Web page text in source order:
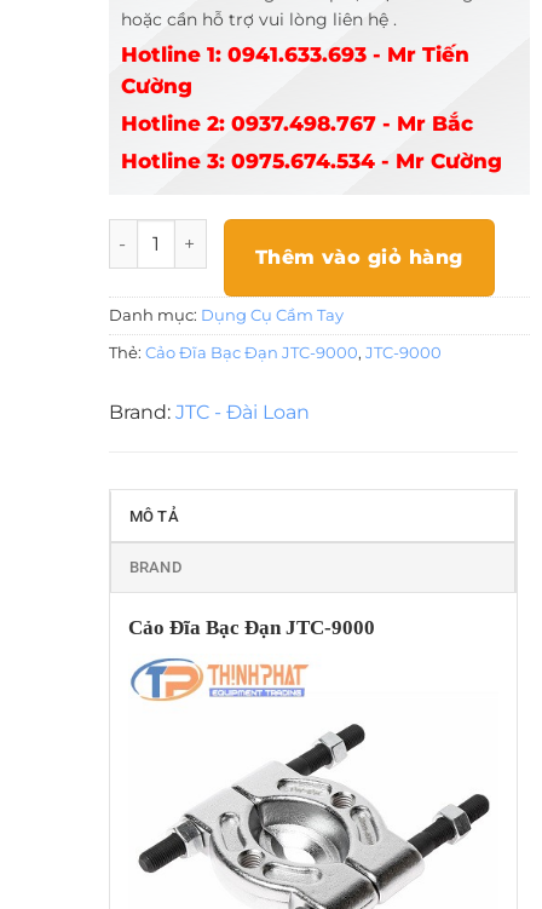
hoặc cần hỗ trợ vui lòng liên hệ .
Hotline 1: 0941.633.693 - Mr Tiến
Cường
Hotline 2: 0937.498.767 - Mr Bắc
Hotline 3: 0975.674.534 - Mr Cường
Cảo Đĩa Bạc Đạn JTC-9000 số lượng
Thêm vào giỏ hàng
Danh mục: Dụng Cụ Cầm Tay
Thẻ: Cảo Đĩa Bạc Đạn JTC-9000, JTC-9000
Brand: JTC - Đài Loan
MÔ TẢ
BRAND
Cảo Đĩa Bạc Đạn JTC-9000